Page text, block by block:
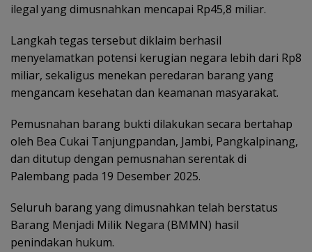
ilegal yang dimusnahkan mencapai Rp45,8 miliar.
Langkah tegas tersebut diklaim berhasil
menyelamatkan potensi kerugian negara lebih dari Rp8
miliar, sekaligus menekan peredaran barang yang
mengancam kesehatan dan keamanan masyarakat.
Pemusnahan barang bukti dilakukan secara bertahap
oleh Bea Cukai Tanjungpandan, Jambi, Pangkalpinang,
dan ditutup dengan pemusnahan serentak di
Palembang pada 19 Desember 2025.
Seluruh barang yang dimusnahkan telah berstatus
Barang Menjadi Milik Negara (BMMN) hasil
penindakan hukum.